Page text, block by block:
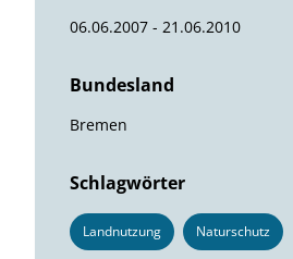
06.06.2007 - 21.06.2010
Bundesland
Bremen
Schlagwörter
Landnutzung Naturschutz